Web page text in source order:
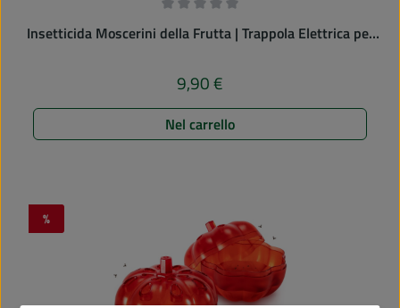
Valutazione media di 0 su 5 stelle
Insetticida Moscerini della Frutta | Trappola Elettrica per
Prezzo normale:
9,90 €
Nel carrello
Sconto
%